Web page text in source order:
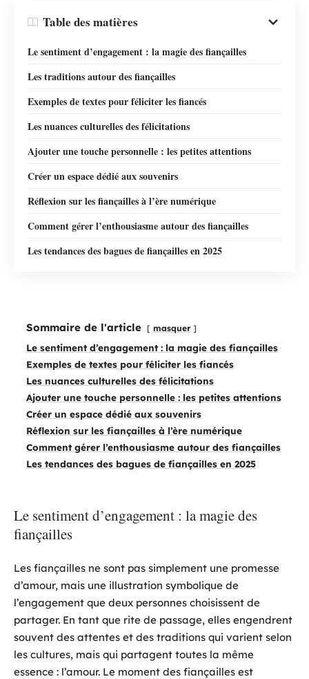
Table des matières
Le sentiment d’engagement : la magie des fiançailles
Les traditions autour des fiançailles
Exemples de textes pour féliciter les fiancés
Les nuances culturelles des félicitations
Ajouter une touche personnelle : les petites attentions
Créer un espace dédié aux souvenirs
Réflexion sur les fiançailles à l’ère numérique
Comment gérer l’enthousiasme autour des fiançailles
Les tendances des bagues de fiançailles en 2025
Sommaire de l'article masquer
Le sentiment d’engagement : la magie des fiançailles
Exemples de textes pour féliciter les fiancés
Les nuances culturelles des félicitations
Ajouter une touche personnelle : les petites attentions
Créer un espace dédié aux souvenirs
Réflexion sur les fiançailles à l’ère numérique
Comment gérer l’enthousiasme autour des fiançailles
Les tendances des bagues de fiançailles en 2025
Le sentiment d’engagement : la magie des
fiançailles
Les fiançailles ne sont pas simplement une promesse
d’amour, mais une illustration symbolique de
l’engagement que deux personnes choisissent de
partager. En tant que rite de passage, elles engendrent
souvent des attentes et des traditions qui varient selon
les cultures, mais qui partagent toutes la même
essence : l’amour. Le moment des fiançailles est